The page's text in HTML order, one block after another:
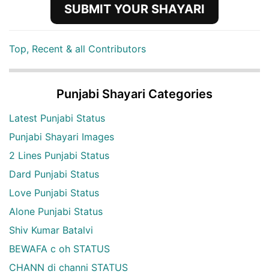
SUBMIT YOUR SHAYARI
Top, Recent & all Contributors
Punjabi Shayari Categories
Latest Punjabi Status
Punjabi Shayari Images
2 Lines Punjabi Status
Dard Punjabi Status
Love Punjabi Status
Alone Punjabi Status
Shiv Kumar Batalvi
BEWAFA c oh STATUS
CHANN di channi STATUS